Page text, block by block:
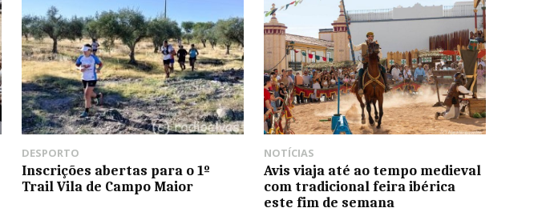
DESPORTO
Inscrições abertas para o 1º
Trail Vila de Campo Maior
NOTÍCIAS
Avis viaja até ao tempo medieval
com tradicional feira ibérica
este fim de semana